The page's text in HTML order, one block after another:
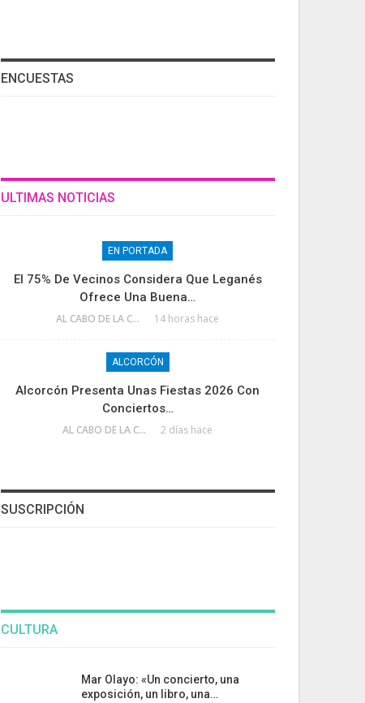
ENCUESTAS
ULTIMAS NOTICIAS
EN PORTADA
El 75% De Vecinos Considera Que Leganés
Ofrece Una Buena…
AL CABO DE LA CALLE 14 horas hace
ALCORCÓN
Alcorcón Presenta Unas Fiestas 2026 Con
Conciertos…
AL CABO DE LA CALLE 2 días hace
SUSCRIPCIÓN
CULTURA
Mar Olayo: «Un concierto, una
exposición, un libro, una…